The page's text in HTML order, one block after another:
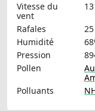
Vitesse du
vent
Rafales
Humidité
Pression
Pollen
Polluants